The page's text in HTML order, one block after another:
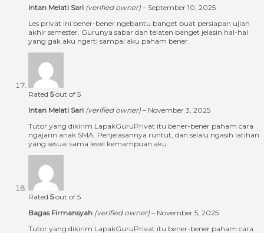
Intan Melati Sari (verified owner) – September 10, 2025
Les privat ini bener-bener ngebantu banget buat persiapan ujian
akhir semester. Gurunya sabar dan telaten banget jelasin hal-hal
yang gak aku ngerti sampai aku paham bener.
Rated 5out of 5
Intan Melati Sari (verified owner) – November 3, 2025
Tutor yang dikirim LapakGuruPrivat itu bener-bener paham cara
ngajarin anak SMA. Penjelasannya runtut, dan selalu ngasih latihan
yang sesuai sama level kemampuan aku.
Rated 5out of 5
Bagas Firmansyah (verified owner) – November 5, 2025
Tutor yang dikirim LapakGuruPrivat itu bener-bener paham cara